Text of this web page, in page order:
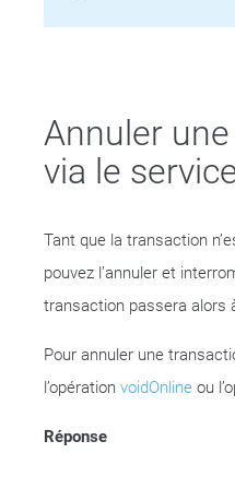
Annuler
via le
Tant que la transaction
pouvez l’annuler et
transaction passera alors
Pour annuler une
l’opération voidOnline ou
Réponse